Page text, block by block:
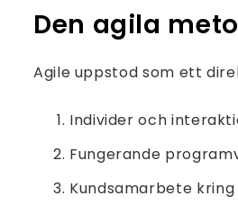
Den agila
Agile uppstod som ett
Individer och
Fungerande
Kundsamarbete